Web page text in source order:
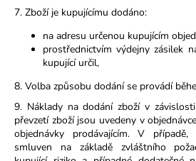
7. Zboží je kupujícímu dodáno:
na adresu určenou kupujícím
prostřednictvím výdejny zásilek
kupující určil,
8. Volba způsobu dodání se provádí
9. Náklady na dodání zboží v
převzetí zboží jsou uvedeny v
objednávky prodávajícím. V
smluven na základě zvláštního